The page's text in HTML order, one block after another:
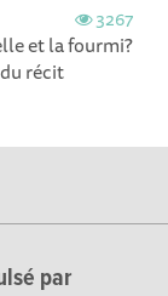
3267
et la fourmi?
récit
par